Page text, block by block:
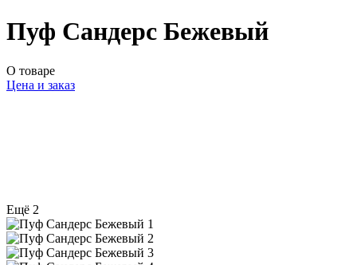
Пуф Сандерс Бежевый
О товаре
Цена и заказ
Ещё 2